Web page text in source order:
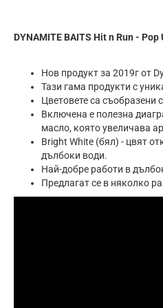
DYNAMITE BAITS Hit n Run -
Нов продукт за 2019г от
Тази гама продукти с
Цветовете са съобразени
Включена е полезна
масло, която увеличава
Bright White (бял) - цвят
дълбоки води.
Най-добре работи в
Предлагат се в няколко